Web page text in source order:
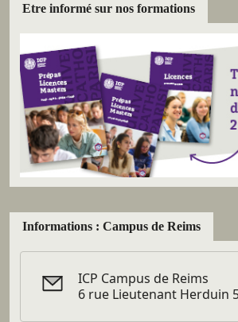
Etre informé sur nos formations
Informations : Campus de Reims
ICP Campus de Reims
6 rue Lieutenant Herduin